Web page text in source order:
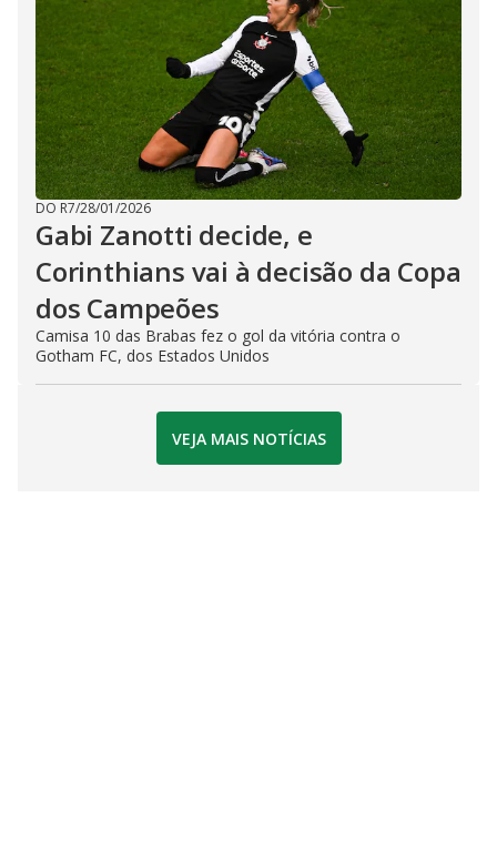
DO R7/28/01/2026
Gabi Zanotti decide, e
Corinthians vai à decisão da Copa
dos Campeões
Camisa 10 das Brabas fez o gol da vitória contra o
Gotham FC, dos Estados Unidos
VEJA MAIS NOTÍCIAS